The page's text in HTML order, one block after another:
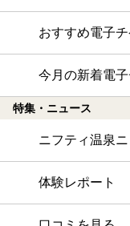
おすすめ電子
今月の新着電
特集・ニュース
ニフティ温泉
体験レポート